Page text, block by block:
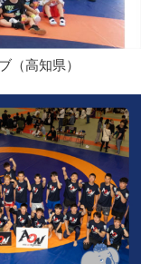
（高知県）